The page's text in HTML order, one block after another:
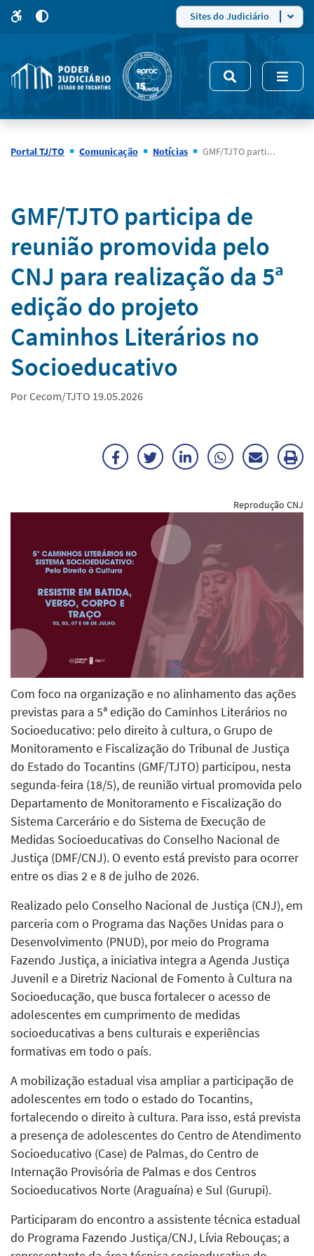
site
5
modo
de
alto
Sites do Judiciário
Portal TJ/TO Comunicação Notícias GMF/TJTO participa de reunião promovida pelo CNJ para realização da 5ª edição do projeto Caminhos Literários no Socioeducativo
Notícias
GMF/TJTO participa de
reunião promovida pelo
CNJ para realização da 5ª
edição do projeto
Caminhos Literários no
Socioeducativo
Por Cecom/TJTO 19.05.2026
FacebookTwitterLinkedInWhatsApp
Enviar
E-
Reprodução CNJ
Com foco na organização e no alinhamento das ações
previstas para a 5ª edição do Caminhos Literários no
Socioeducativo: pelo direito à cultura, o Grupo de
Monitoramento e Fiscalização do Tribunal de Justiça
do Estado do Tocantins (GMF/TJTO) participou, nesta
segunda-feira (18/5), de reunião virtual promovida pelo
Departamento de Monitoramento e Fiscalização do
Sistema Carcerário e do Sistema de Execução de
Medidas Socioeducativas do Conselho Nacional de
Justiça (DMF/CNJ). O evento está previsto para ocorrer
entre os dias 2 e 8 de julho de 2026.
Realizado pelo Conselho Nacional de Justiça (CNJ), em
parceria com o Programa das Nações Unidas para o
Desenvolvimento (PNUD), por meio do Programa
Fazendo Justiça, a iniciativa integra a Agenda Justiça
Juvenil e a Diretriz Nacional de Fomento à Cultura na
Socioeducação, que busca fortalecer o acesso de
adolescentes em cumprimento de medidas
socioeducativas a bens culturais e experiências
formativas em todo o país.
A mobilização estadual visa ampliar a participação de
adolescentes em todo o estado do Tocantins,
fortalecendo o direito à cultura. Para isso, está prevista
a presença de adolescentes do Centro de Atendimento
Socioeducativo (Case) de Palmas, do Centro de
Internação Provisória de Palmas e dos Centros
Socioeducativos Norte (Araguaína) e Sul (Gurupi).
Participaram do encontro a assistente técnica estadual
do Programa Fazendo Justiça/CNJ, Lívia Rebouças; a